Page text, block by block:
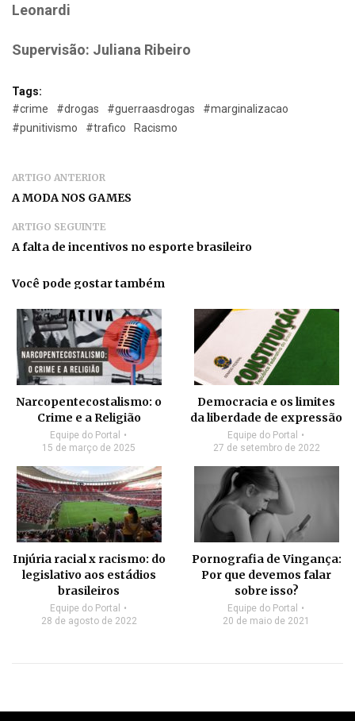
Leonardi
Supervisão: Juliana Ribeiro
Tags:
#crime
#drogas #guerraasdrogas
#marginalizacao
#punitivismo
#trafico Racismo
ARTIGO ANTERIOR
A MODA NOS GAMES
ARTIGO SEGUINTE
A falta de incentivos no esporte brasileiro
Você pode gostar também
Narcopentecostalismo: o
Crime e a Religião
Equipe do Portal
15 de março de 2025
Democracia e os limites
da liberdade de expressão
Equipe do Portal
27 de setembro de 2022
Injúria racial x racismo: do
legislativo aos estádios
brasileiros
Equipe do Portal
28 de agosto de 2022
Pornografia de Vingança:
Por que devemos falar
sobre isso?
Equipe do Portal
20 de maio de 2021